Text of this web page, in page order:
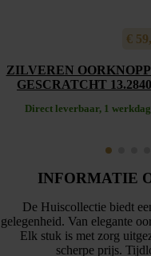
€
ZILVEREN
GESCRATCHT
Direct leverbaar, 1 werkdag
INFORMATIE
De Huiscollectie biedt
gelegenheid. Van elegante
Elk stuk is met zorg
scherpe prijs.